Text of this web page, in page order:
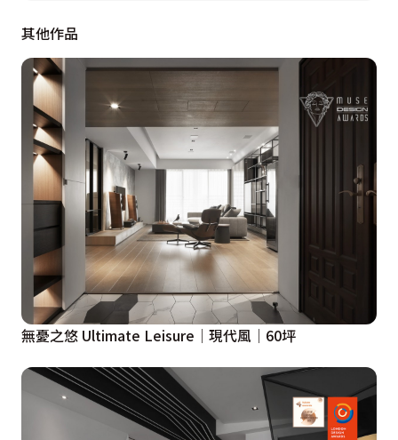
間略帶奢華的細膩質感。深灰色金屬板順著天花一側，自
沙發背牆採L型延續到電視牆，讓空間有了延伸視感。餐
廚空間融合廚房、中島和餐桌，敞朗的場域讓一家人舒適
自在的在這裡共享生活的美好細節。
3樓的主臥空間，灰色立面搭配木質地板，圍塑沉靜的休
憩場域。床頭略帶弧形的規劃，隱藏了櫃體，又營造出包
覆的穩定感，一旁圓弧設計修飾了柱子，綴以燈帶，帶出
溫潤的氛圍，床尾整面的灰色櫃體門片，搭佐金屬線條，
細膩而優雅，其中也隱藏了更衣室的門片。
來到4樓為兩個孩子的房間，中間共用同一個戶外陽台，
深色系胡桃木實木皮建構床背牆，中間留空一道置物空
間，凹槽鋪貼金屬美耐板，嵌入溫和的燈條，兼具了床頭
其他作品
無憂之悠 Ultimate Leisure│現代風│60坪